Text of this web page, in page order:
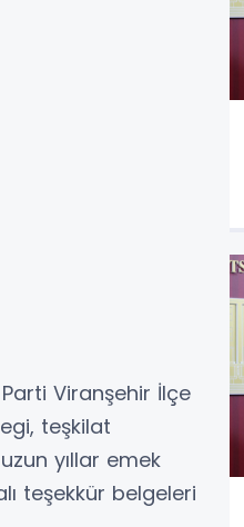
Viranşehir İlçe
teşkilat
yıllar emek
teşekkür belgeleri